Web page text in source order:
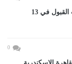
تنسيق الثانوى العام 2027.. اعرف درجات القبول في 13
0